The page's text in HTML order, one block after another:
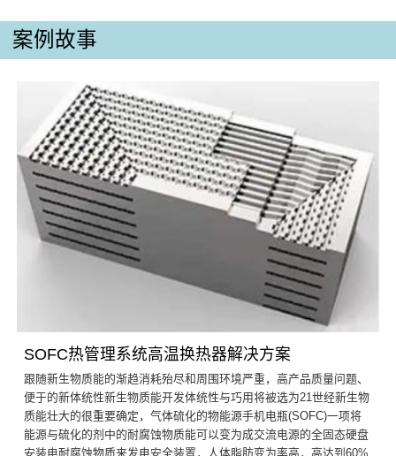
案例故事
SOFC热管理系统高温换热器解决方案
跟随新生物质能的渐趋消耗殆尽和周围环境严重，高产品质量问题、
便于的新体统性新生物质能开发体统性与巧用将被选为21世经新生物
质能壮大的很重要确定，气体硫化的物能源手机电瓶(SOFC)一项将
能源与硫化的剂中的耐腐蚀物质能可以变为成交流电源的全固态硬盘
安装电耐腐蚀物质来发电安全装置，人体脂肪变为率高，高达到60%